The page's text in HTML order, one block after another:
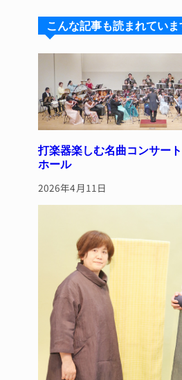
s
k
y
a
d
s
e
b
o
o
k
こんな記事も読まれていま
打楽器楽しむ名曲コンサー
ホール
2026年4月11日